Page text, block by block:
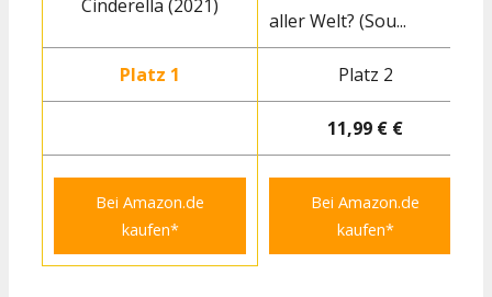
Cinderella (2021)
aller Welt? (Sou...
Platz 1 Platz 2
11,99 € €
Bei Amazon.de
kaufen*
Bei Amazon.de
kaufen*